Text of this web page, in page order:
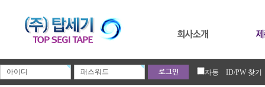
자동 ID/PW 찾기